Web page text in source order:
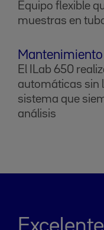
Equipo flexible
muestras en
El ILab 650
automáticas sin
sistema que
análisis